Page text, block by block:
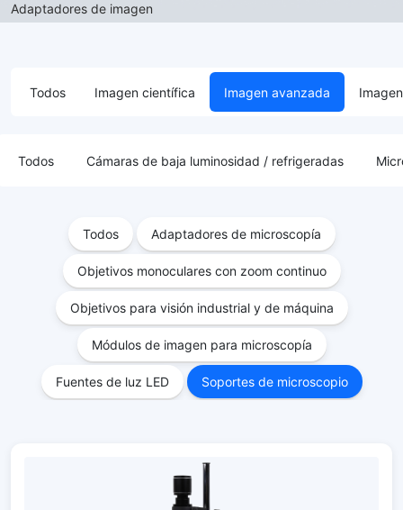
Adaptadores de imagen
Todos Imagen científica Imagen avanzada
Todos Cámaras de baja luminosidad / refrigeradas
Todos Adaptadores de microscopía
Objetivos monoculares con zoom continuo
Objetivos para visión industrial y de máquina
Módulos de imagen para microscopía
Fuentes de luz LED Soportes de microscopio